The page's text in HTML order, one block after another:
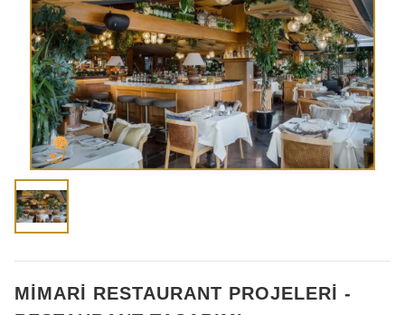
MİMARİ RESTAURANT PROJELERİ -